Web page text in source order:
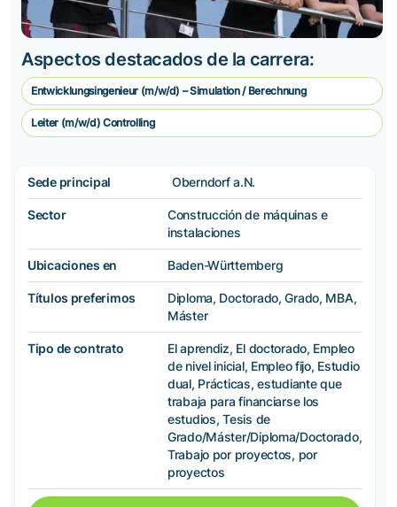
Aspectos destacados de la carrera:
Entwicklungsingenieur (m/w/d) – Simulation / Berechnung
Leiter (m/w/d) Controlling
Sede principal Oberndorf a.N.
Sector
Construcción de máquinas e
instalaciones
Ubicaciones en Baden-Württemberg
Títulos preferimos
Diploma, Doctorado, Grado, MBA,
Máster
Tipo de contrato
El aprendiz, El doctorado, Empleo
de nivel inicial, Empleo fijo, Estudio
dual, Prácticas, estudiante que
trabaja para financiarse los
estudios, Tesis de
Grado/Máster/Diploma/Doctorado,
Trabajo por proyectos, por
proyectos